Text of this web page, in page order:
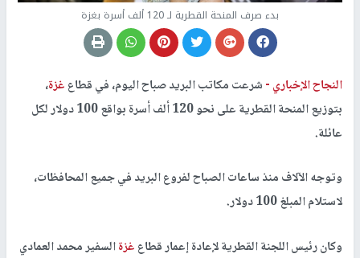
بدء صرف المنحة القطرية لـ 120 ألف أسرة بغزة
النجاح الإخباري -شرعت مكاتب البريد صباح اليوم، في قطاعغزة،
بتوزيع المنحة القطرية على نحو 120 ألف أسرة بواقع 100 دولار لكل
عائلة.
وتوجه الآلاف منذ ساعات الصباح لفروع البريد في جميع المحافظات،
لاستلام المبلغ 100 دولار.
وكان رئيس اللجنة القطرية لإعادة إعمار قطاعغزةالسفير محمد العمادي